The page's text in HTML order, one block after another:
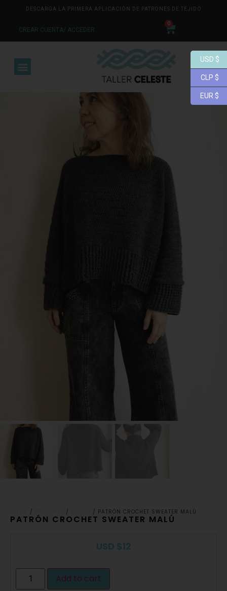
DESCARGA LA PRIMERA APLICACIÓN DE PATRONES DE TEJIDO
CREAR CUENTA/ ACCEDER
0
/ / / PATRÓN CROCHET SWEATER MALÚ
PATRÓN CROCHET SWEATER MALÚ
USD $12
Add to cart
USD $
CLP $
EUR $